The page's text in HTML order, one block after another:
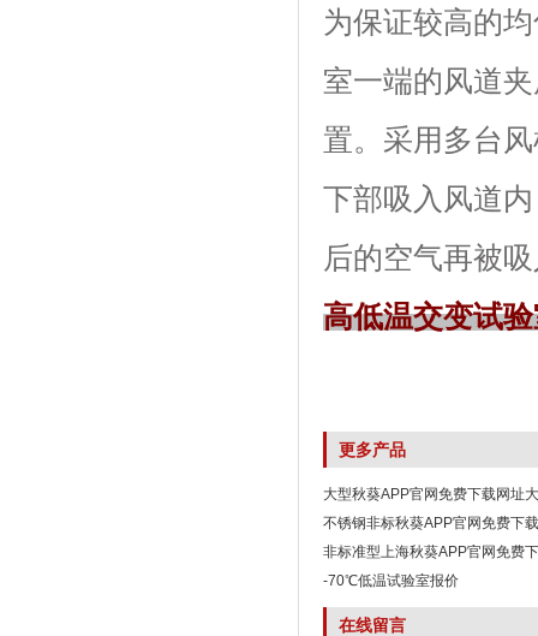
为保证较高的均
室一端的风道夹层
置。采用多台
下部吸入风道内
后的空气再被吸入
高低温交变试
更多产品
大型秋葵APP官网免费下载网址
不锈钢非标秋葵APP官网免费下
非标准型上海秋葵APP官网免费
-70℃低温试验室报价
在线留言